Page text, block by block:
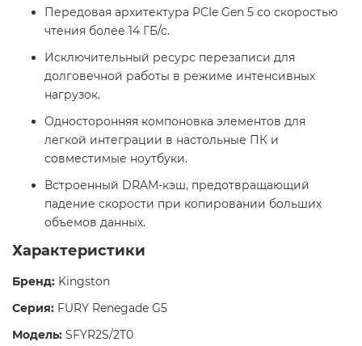
Передовая архитектура PCIe Gen 5 со скоростью
чтения более 14 ГБ/с.
Исключительный ресурс перезаписи для
долговечной работы в режиме интенсивных
нагрузок.
Односторонняя компоновка элементов для
легкой интеграции в настольные ПК и
совместимые ноутбуки.
Встроенный DRAM-кэш, предотвращающий
падение скорости при копировании больших
объемов данных.
Характеристики
Бренд: Kingston
Серия: FURY Renegade G5
Модель: SFYR2S/2T0